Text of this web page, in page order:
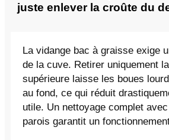
juste enlever la croûte du
La vidange bac à graisse exige
de la cuve. Retirer uniquement
supérieure laisse les boues
au fond, ce qui réduit
utile. Un nettoyage complet
parois garantit un